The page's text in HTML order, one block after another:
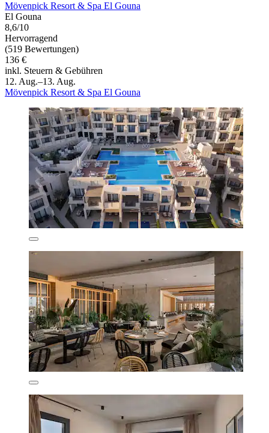
Mövenpick Resort & Spa El Gouna
El Gouna
8,6/10
Hervorragend
(519 Bewertungen)
136 €
inkl. Steuern & Gebühren
12. Aug.–13. Aug.
Mövenpick Resort & Spa El Gouna